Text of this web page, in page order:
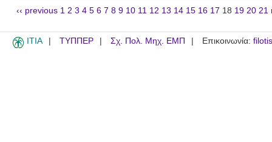
‹‹ previous 1 2 3 4 5 6 7 8 9 10 11 12 13 14 15 16 17 18 19 20 21
ITIA ΤΥΠΠΕΡ Σχ. Πολ. Μηχ. ΕΜΠ Επικοινωνία: